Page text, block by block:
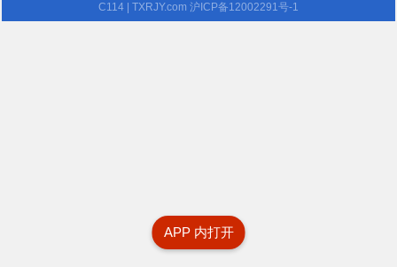
APP 内打开
C114 | TXRJY.com 沪ICP备12002291号-1